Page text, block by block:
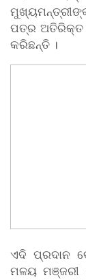
ପତ୍ର ଅତିରିକ୍ତ
କରିଛନ୍ତି ।
ଏଦି ପ୍ରଦାନ
ମଳୟ ମଞ୍ଜରୀ